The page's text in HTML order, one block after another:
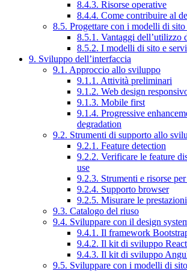
8.4.3. Risorse operative
8.4.4. Come contribuire al
8.5. Progettare con i modelli di sito
8.5.1. Vantaggi dell’utilizzo
8.5.2. I modelli di sito e
9. Sviluppo dell’interfaccia
9.1. Approccio allo sviluppo
9.1.1. Attività preliminari
9.1.2. Web design
9.1.3. Mobile first
9.1.4. Progressive
degradation
9.2. Strumenti di supporto allo
9.2.1. Feature detection
9.2.2. Verificare le feature
use
9.2.3. Strumenti e risorse
9.2.4. Supporto browser
9.2.5. Misurare le prestazioni
9.3. Catalogo del riuso
9.4. Sviluppare con il design
9.4.1. Il framework
9.4.2. Il kit di sviluppo React
9.4.3. Il kit di sviluppo
9.5. Sviluppare con i modelli di